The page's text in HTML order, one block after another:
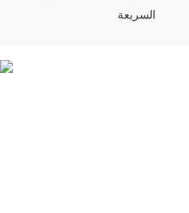
السريعة